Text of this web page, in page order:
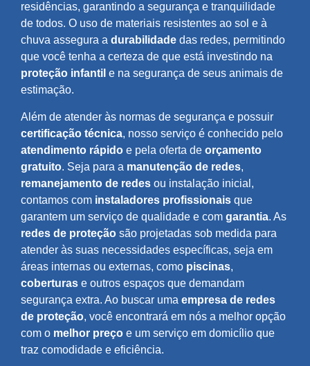
residências, garantindo a segurança e tranquilidade
de todos. O uso de materiais resistentes ao sol e à
chuva assegura a durabilidade das redes, permitindo
que você tenha a certeza de que está investindo na
proteção infantil e na segurança de seus animais de
estimação.
Além de atender às normas de segurança e possuir
certificação técnica, nosso serviço é conhecido pelo
atendimento rápido e pela oferta de orçamento
gratuito. Seja para a manutenção de redes,
remanejamento de redes ou instalação inicial,
contamos com instaladores profissionais que
garantem um serviço de qualidade e com garantia. As
redes de proteção são projetadas sob medida para
atender às suas necessidades específicas, seja em
áreas internas ou externas, como piscinas,
coberturas e outros espaços que demandam
segurança extra. Ao buscar uma empresa de redes
de proteção, você encontrará em nós a melhor opção
com o melhor preço e um serviço em domicílio que
traz comodidade e eficiência.